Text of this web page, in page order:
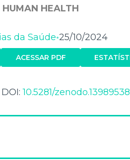
HUMAN HEALTH
da Saúde•25/10/2024
ACESSAR PDF
DOI:10.5281/zenodo.13989538